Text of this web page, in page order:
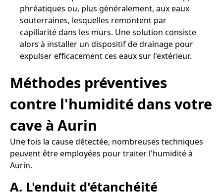
phréatiques ou, plus généralement, aux eaux
souterraines, lesquelles remontent par
capillarité dans les murs. Une solution consiste
alors à installer un dispositif de drainage pour
expulser efficacement ces eaux sur l'extérieur.
Méthodes préventives
contre l'humidité dans votre
cave à Aurin
Une fois la cause détectée, nombreuses techniques
peuvent être employées pour traiter l'humidité à
Aurin.
A. L'enduit d'étanchéité